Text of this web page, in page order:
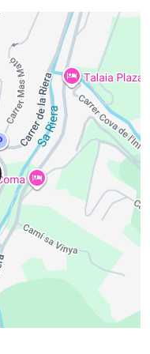
maanden een
buiten. Een grote, licht
appartement en biedt
omgeving.
zorgen voor
om los te komen